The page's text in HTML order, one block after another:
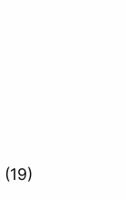
(19)